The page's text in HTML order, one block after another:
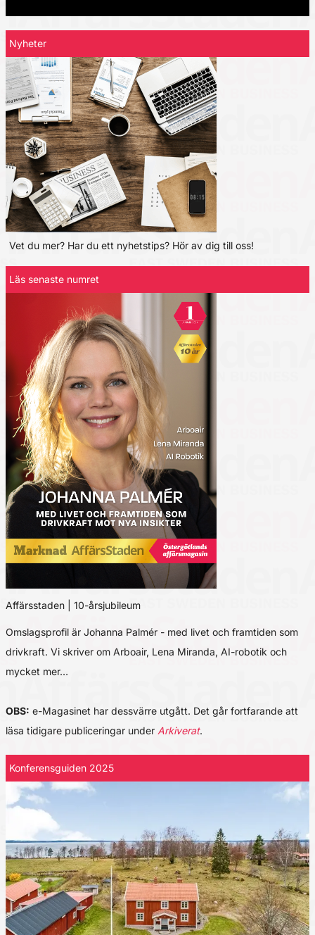
Nyheter
Vet du mer? Har du ett nyhetstips? Hör av dig till oss!
Läs senaste numret
Affärsstaden | 10-årsjubileum
Omslagsprofil är Johanna Palmér - med livet och framtiden som
drivkraft. Vi skriver om Arboair, Lena Miranda, AI-robotik och
mycket mer…
OBS: e-Magasinet har dessvärre utgått. Det går fortfarande att
läsa tidigare publiceringar under Arkiverat.
Konferensguiden 2025